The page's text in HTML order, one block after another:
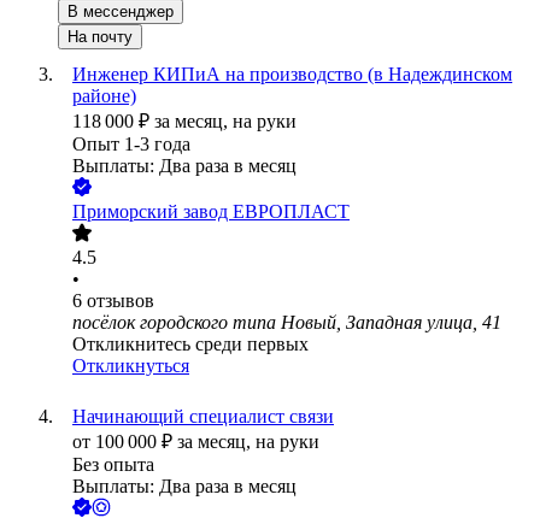
В мессенджер
На почту
Инженер КИПиА на производство (в Надеждинском
районе)
118 000 ₽ за месяц, на руки
Опыт 1-3 года
Выплаты: Два раза в месяц
Приморский завод ЕВРОПЛАСТ
4.5
•
6 отзывов
посёлок городского типа Новый, Западная улица, 41
Откликнитесь среди первых
Откликнуться
Начинающий специалист связи
от 100 000 ₽ за месяц, на руки
Без опыта
Выплаты: Два раза в месяц